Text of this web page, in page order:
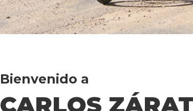
Bienvenido a
CARLOS